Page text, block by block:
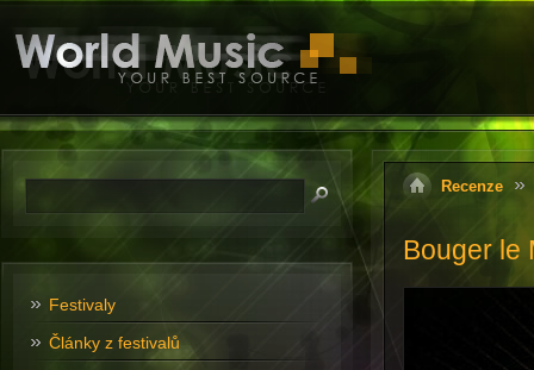
Recenze
Bouger le
Festivaly
Články z festivalů